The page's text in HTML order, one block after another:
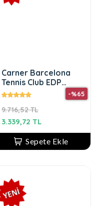
Carner Barcelona
Tennis Club EDP
100ML
9.716,52 TL
-%65
3.339,72 TL
Sepete Ekle